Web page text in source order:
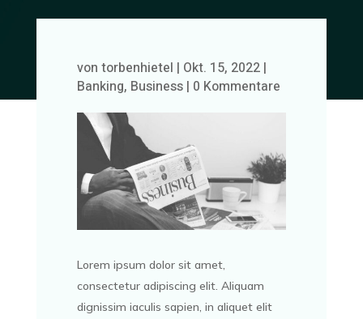
von torbenhietel | Okt. 15, 2022|
Banking, Business| 0 Kommentare
Lorem ipsum dolor sit amet,
consectetur adipiscing elit. Aliquam
dignissim iaculis sapien, in aliquet elit